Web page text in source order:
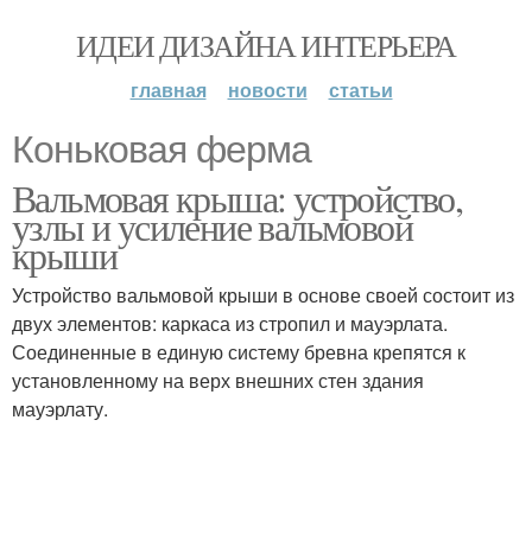
ИДЕИ ДИЗАЙНА ИНТЕРЬЕРА
главная новости статьи
Коньковая ферма
Вальмовая крыша: устройство,
узлы и усиление вальмовой
крыши
Устройство вальмовой крыши в основе своей состоит из
двух элементов: каркаса из стропил и мауэрлата.
Соединенные в единую систему бревна крепятся к
установленному на верх внешних стен здания
мауэрлату.